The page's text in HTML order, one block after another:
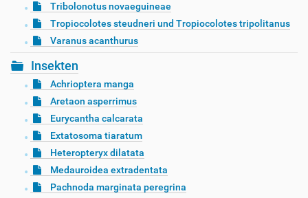
Tribolonotus novaeguineae
Tropiocolotes steudneri und Tropiocolotes tripolitanus
Varanus acanthurus
Insekten
Achrioptera manga
Aretaon asperrimus
Eurycantha calcarata
Extatosoma tiaratum
Heteropteryx dilatata
Medauroidea extradentata
Pachnoda marginata peregrina